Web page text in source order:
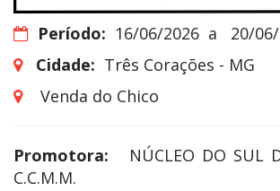
Período: 16/06/2026 a 20/
Cidade: Três Corações - MG
Venda do Chico
Promotora:
NÚCLEO DO SUL
C.C.M.M.